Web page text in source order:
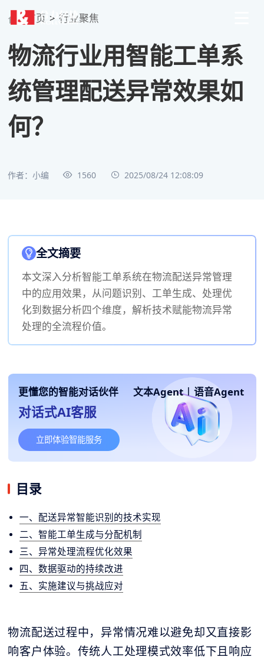
首页 > 行业聚焦
物流行业用智能工单系
统管理配送异常效果如
何？
作者：小编 1560 2025/08/24 12:08:09
全文摘要
本文深入分析智能工单系统在物流配送异常管理
中的应用效果，从问题识别、工单生成、处理优
化到数据分析四个维度，解析技术赋能物流异常
处理的全流程价值。
更懂您的智能对话伙伴 文本Agent | 语音Agent
对话式AI客服
立即体验智能服务
目录
一、配送异常智能识别的技术实现
二、智能工单生成与分配机制
三、异常处理流程优化效果
四、数据驱动的持续改进
五、实施建议与挑战应对
物流配送过程中，异常情况难以避免却又直接影
响客户体验。传统人工处理模式效率低下且响应